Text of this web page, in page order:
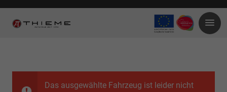
Das ausgewählte Fahrzeug ist leider nicht